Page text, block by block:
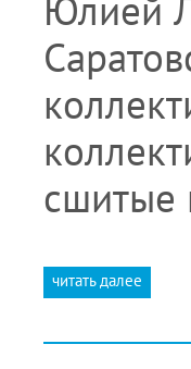
сшитые
читать далее